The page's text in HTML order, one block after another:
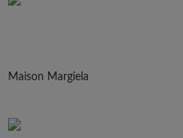
Maison Margiela